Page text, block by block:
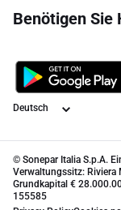
Benötigen Sie
Sprache
© Sonepar Italia S.p.A.
Verwaltungssitz: Riviera
Grundkapital €
155585